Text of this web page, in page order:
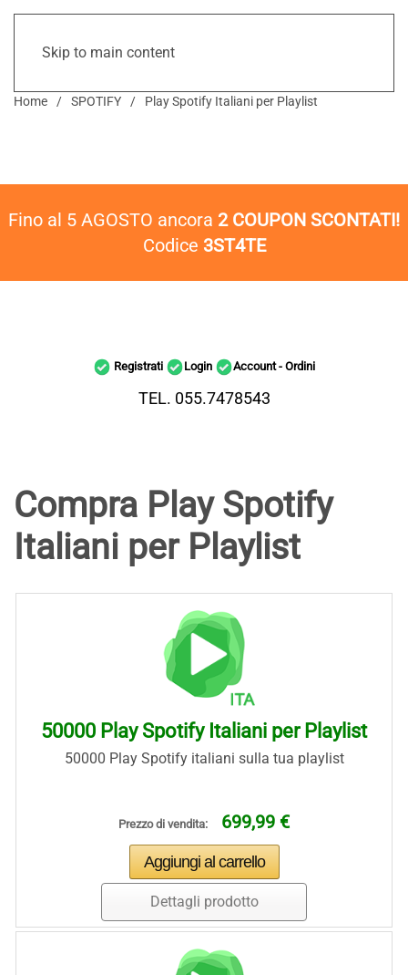
Skip to main content
Home SPOTIFY Play Spotify Italiani per Playlist
Fino al 5 AGOSTO ancora 2 COUPON SCONTATI!
Codice 3ST4TE
Registrati Login Account - Ordini
TEL. 055.7478543
Compra Play Spotify
Italiani per Playlist
50000 Play Spotify Italiani per Playlist
50000 Play Spotify italiani sulla tua playlist
Prezzo di vendita: 699,99 €
Dettagli prodotto